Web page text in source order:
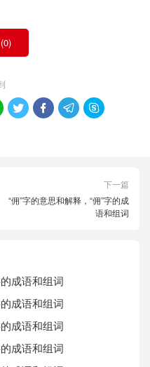
0)
   
下一篇
“佣”字的意思和解释，“佣”字的成
语和组词
成语和组词
成语和组词
成语和组词
成语和组词